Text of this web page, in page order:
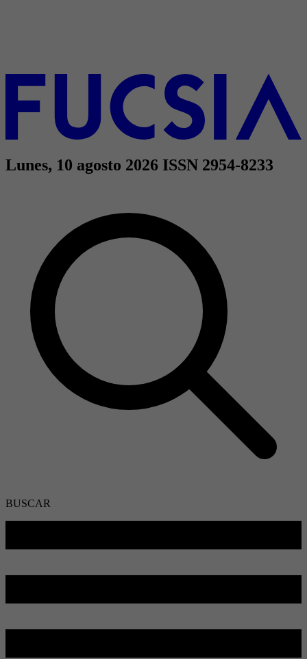
Lunes, 10 agosto 2026 ISSN 2954-8233
BUSCAR